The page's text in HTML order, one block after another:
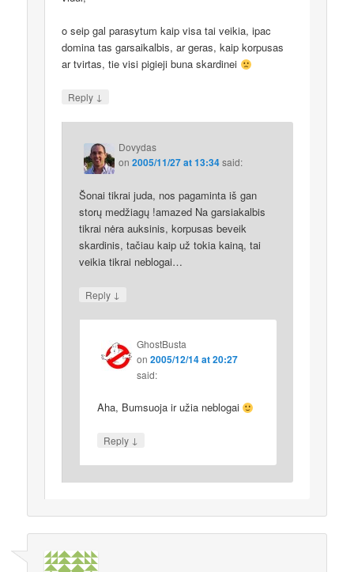
o seip gal parasytum kaip visa tai veikia, ipac
domina tas garsaikalbis, ar geras, kaip korpusas
ar tvirtas, tie visi pigieji buna skardinei
Reply ↓
Dovydas
on2005/11/27 at 13:34 said:
Šonai tikrai juda, nos pagaminta iš gan
storų medžiagų !amazed Na garsiakalbis
tikrai nėra auksinis, korpusas beveik
skardinis, tačiau kaip už tokia kainą, tai
veikia tikrai neblogai…
Reply ↓
GhostBusta
on 2005/12/14 at 20:27
said:
Aha, Bumsuoja ir užia neblogai
Reply ↓